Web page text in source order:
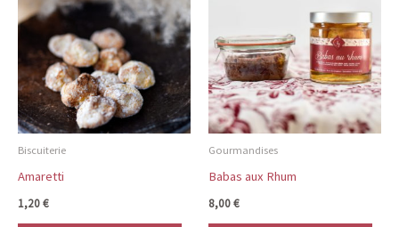
Biscuiterie
Amaretti
1,20€
Gourmandises
Babas aux Rhum
8,00€